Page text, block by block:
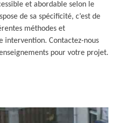
et abordable selon le
de sa spécificité, c’est de
méthodes et
intervention. Contactez-nous
pour votre projet.